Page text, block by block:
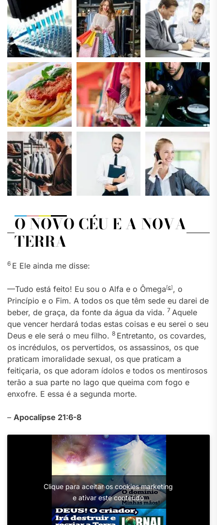
O NOVO CÉU E A NOVA
TERRA
6 E Ele ainda me disse:
—Tudo está feito! Eu sou o Alfa e o Ômega[c], o
Princípio e o Fim. A todos os que têm sede eu darei de
beber, de graça, da fonte da água da vida. 7 Aquele
que vencer herdará todas estas coisas e eu serei o seu
Deus e ele será o meu filho. 8 Entretanto, os covardes,
os incrédulos, os pervertidos, os assassinos, os que
praticam imoralidade sexual, os que praticam a
feitiçaria, os que adoram ídolos e todos os mentirosos
terão a sua parte no lago que queima com fogo e
enxofre. E essa é a segunda morte.
– Apocalipse 21:6-8
Clique para aceitar os cookies marketing
e ativar este conteúdo